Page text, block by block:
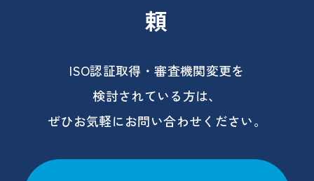
頼
ISO認証取得・審査機関変更を
検討されている方は、
ぜひお気軽にお問い合わせください。